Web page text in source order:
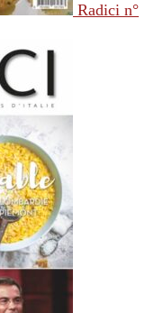
Radici n°